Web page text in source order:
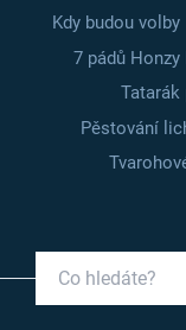
Kdy budou volby
7 pádů Honzy
Tatarák
Pěstování